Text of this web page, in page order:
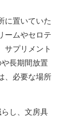
に置いていた
ームやセロテ
サプリメント
長期間放置
、必要な場所
し、文房具